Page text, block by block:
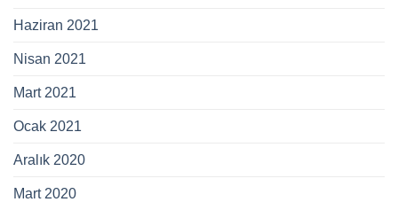
Haziran 2021
Nisan 2021
Mart 2021
Ocak 2021
Aralık 2020
Mart 2020